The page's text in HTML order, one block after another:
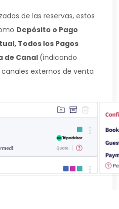
de las reservas, estos
Depósito o Pago
Todos los Pagos
de Canal (indicando
externos de venta